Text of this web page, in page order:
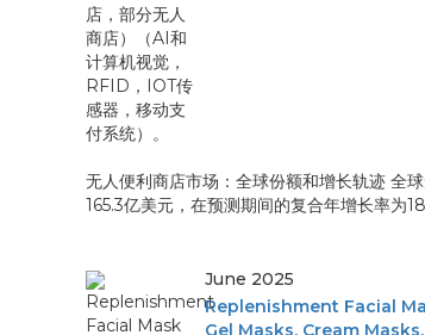
无人便利商店市场：全球份额和增长轨迹 全
165.3亿美元，在预测期间的复合年增长率为
June 2025
Replenishment Facial
Gel Masks, Cream